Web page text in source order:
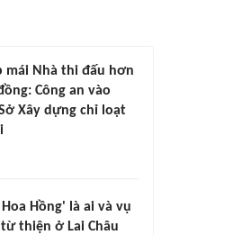
mái Nhà thi đấu hơn
Công an vào
Xây dựng chỉ loạt
Hồng' là ai và vụ
thiện ở Lai Châu